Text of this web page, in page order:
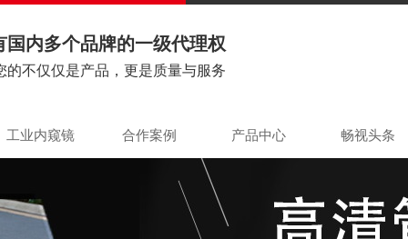
国内多个品牌的一级代理权
的不仅仅是产品，更是质量与服务
工业内窥镜 合作案例 产品中心 畅视头条